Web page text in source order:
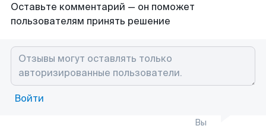
Оставьте комментарий — он поможет
пользователям принять решение
Войти
Вы